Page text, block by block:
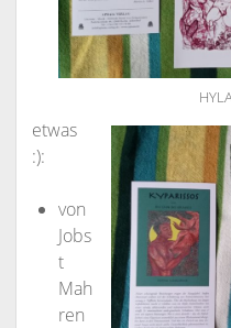
etwas
:):
von
Jobs
t
Mah
ren